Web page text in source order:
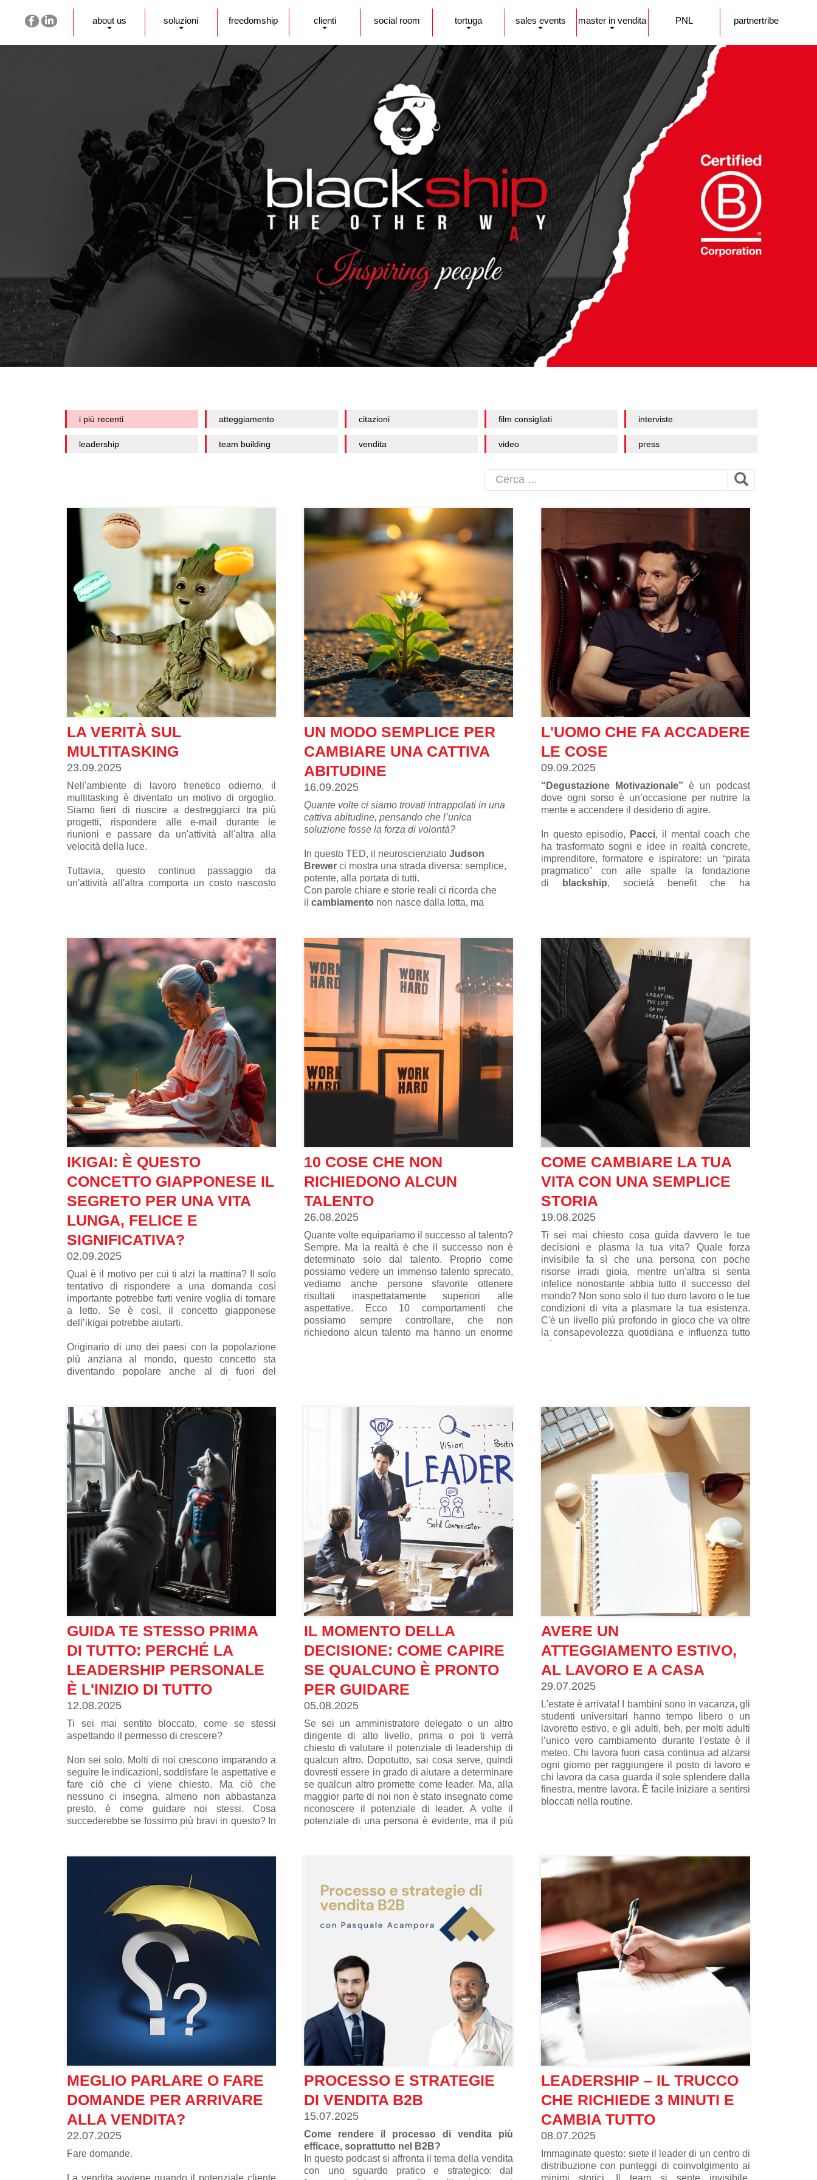
about us soluzioni freedomship clienti social room tortuga sales events master in vendita PNL partnertribe
i più recenti atteggiamento citazioni film consigliati interviste
leadership team building vendita video press
LA VERITÀ SUL
MULTITASKING
23.09.2025
Nell'ambiente di lavoro frenetico odierno, il
multitasking è diventato un motivo di orgoglio.
Siamo fieri di riuscire a destreggiarci tra più
progetti, rispondere alle e-mail durante le
riunioni e passare da un'attività all'altra alla
velocità della luce.
Tuttavia, questo continuo passaggio da
un'attività all'altra comporta un costo nascosto
UN MODO SEMPLICE PER
CAMBIARE UNA CATTIVA
ABITUDINE
16.09.2025
Quante volte ci siamo trovati intrappolati in una
cattiva abitudine, pensando che l’unica
soluzione fosse la forza di volontà?
In questo TED, il neuroscienziato Judson
Brewer ci mostra una strada diversa: semplice,
potente, alla portata di tutti.
Con parole chiare e storie reali ci ricorda che
il cambiamento non nasce dalla lotta, ma
che liberarsi dai vecchi schemi è possibile,
imparando ad osservare invece che giudicare.
Guardate il video qui
L'UOMO CHE FA ACCADERE
LE COSE
09.09.2025
“Degustazione Motivazionale” è un podcast
dove ogni sorso è un’occasione per nutrire la
mente e accendere il desiderio di agire.
In questo episodio, Pacci, il mental coach che
ha trasformato sogni e idee in realtà concrete,
imprenditore, formatore e ispiratore: un “pirata
pragmatico” con alle spalle la fondazione
di
blackship, società benefit che ha
realizzare e strategie per trasformare
l’intenzione in azione.
“L’uomo che fa accadere le cose”… è pronto a
rivelare il suo segreto.
Guarda l'episodioqui
IKIGAI: È QUESTO
CONCETTO GIAPPONESE IL
SEGRETO PER UNA VITA
LUNGA, FELICE E
SIGNIFICATIVA?
02.09.2025
Qual è il motivo per cui ti alzi la mattina? Il solo
tentativo di rispondere a una domanda così
importante potrebbe farti venire voglia di tornare
a letto. Se è così, il concetto giapponese
dell’ikigai potrebbe aiutarti.
Originario di uno dei paesi con la popolazione
più anziana al mondo, questo concetto sta
diventando popolare anche al di fuori del
Sebbene non esista una traduzione letterale in
inglese, si ritiene che ikigai combini le parole
giapponesi ikiru, che significa “vivere”, e kai, che
significa “la realizzazione di ciò che si spera”.
Insieme, queste definizioni creano il concetto di
“motivo per vivere” o l'idea di avere uno scopo
nella vita.
10 COSE CHE NON
RICHIEDONO ALCUN
TALENTO
26.08.2025
Quante volte equipariamo il successo al talento?
Sempre. Ma la realtà è che il successo non è
determinato solo dal talento. Proprio come
possiamo vedere un immenso talento sprecato,
vediamo anche persone sfavorite ottenere
risultati inaspettatamente superiori alle
aspettative. Ecco 10 comportamenti che
possiamo sempre controllare, che non
richiedono alcun talento ma hanno un enorme
portano a un maggiore successo. Essere
puntuali è importante e chiunque può renderlo
un'abitudine.
COME CAMBIARE LA TUA
VITA CON UNA SEMPLICE
STORIA
19.08.2025
Ti sei mai chiesto cosa guida davvero le tue
decisioni e plasma la tua vita? Quale forza
invisibile fa sì che una persona con poche
risorse irradi gioia, mentre un'altra si senta
infelice nonostante abbia tutto il successo del
mondo? Non sono solo il tuo duro lavoro o le tue
condizioni di vita a plasmare la tua esistenza.
C'è un livello più profondo in gioco che va oltre
la consapevolezza quotidiana e influenza tutto
vita. Determina ogni pensiero, sentimento e
decisione. Potresti aver scritto alcune parti della
tua storia, ma gran parte di essa è stata scritta
da altri: amici, familiari, società o persino il tuo
ambiente. Tutte le influenze esterne, le persone,
i luoghi e le esperienze contribuiscono a
costruire collettivamente la tua storia.
GUIDA TE STESSO PRIMA
DI TUTTO: PERCHÉ LA
LEADERSHIP PERSONALE
È L'INIZIO DI TUTTO
12.08.2025
Ti sei mai sentito bloccato, come se stessi
aspettando il permesso di crescere?
Non sei solo. Molti di noi crescono imparando a
seguire le indicazioni, soddisfare le aspettative e
fare ciò che ci viene chiesto. Ma ciò che
nessuno ci insegna, almeno non abbastanza
presto, è come guidare noi stessi. Cosa
succederebbe se fossimo più bravi in questo? In
La leadership personale significa essere il
motore del proprio sviluppo e non aspettare che
qualcun altro stabilisca i tuoi obiettivi, risolva i
tuoi problemi o ti dica cosa fare dopo. Significa
riconoscere il proprio potere di scegliere come
presentarsi, anche quando le cose sono difficili.
IL MOMENTO DELLA
DECISIONE: COME CAPIRE
SE QUALCUNO È PRONTO
PER GUIDARE
05.08.2025
Se sei un amministratore delegato o un altro
dirigente di alto livello, prima o poi ti verrà
chiesto di valutare il potenziale di leadership di
qualcun altro. Dopotutto, sai cosa serve, quindi
dovresti essere in grado di aiutare a determinare
se qualcun altro promette come leader. Ma, alla
maggior parte di noi non è stato insegnato come
riconoscere il potenziale di leader. A volte il
potenziale di una persona è evidente, ma il più
alcune linee guida per capire se qualcuno è
pronto a guidare.
AVERE UN
ATTEGGIAMENTO ESTIVO,
AL LAVORO E A CASA
29.07.2025
L'estate è arrivata! I bambini sono in vacanza, gli
studenti universitari hanno tempo libero o un
lavoretto estivo, e gli adulti, beh, per molti adulti
l’unico vero cambiamento durante l'estate è il
meteo. Chi lavora fuori casa continua ad alzarsi
ogni giorno per raggiungere il posto di lavoro e
chi lavora da casa guarda il sole splendere dalla
finestra, mentre lavora. È facile iniziare a sentirsi
bloccati nella routine.
“atteggiamento estivo”? Non significa sottrarci ai
nostri doveri abituali al lavoro o a casa; sto
parlando di spostare le nostre pratiche
quotidiane solo un po' verso l'apprezzamento
della stagione. Ecco alcuni esempi.
MEGLIO PARLARE O FARE
DOMANDE PER ARRIVARE
ALLA VENDITA?
22.07.2025
Fare domande.
La vendita avviene quando il potenziale cliente
PROCESSO E STRATEGIE
DI VENDITA B2B
15.07.2025
Come rendere il processo di vendita più
efficace, soprattutto nel B2B?
In questo podcast si affronta il tema della vendita
con uno sguardo pratico e strategico: dal
LEADERSHIP – IL TRUCCO
CHE RICHIEDE 3 MINUTI E
CAMBIA TUTTO
08.07.2025
Immaginate questo: siete il leader di un centro di
distribuzione con punteggi di coinvolgimento ai
minimi storici. Il team si sente invisibile,